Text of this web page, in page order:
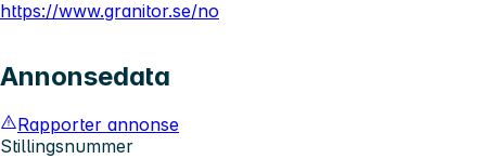
https://www.granitor.se/no
Annonsedata
Rapporter annonse
Stillingsnummer